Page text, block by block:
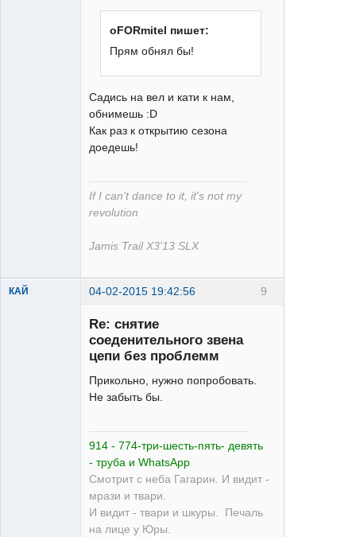
oFORmitel пишет:
Прям обнял бы!
Садись на вел и кати к нам,
обнимешь :D
Как раз к открытию сезона
доедешь!
If I can't dance to it, it's not my
revolution
Jamis Trail X3'13 SLX
9
КАЙ 04-02-2015 19:42:56
Re: снятие
соеденительного звена
цепи без проблемм
Прикольно, нужно попробовать.
Не забыть бы.
914 - 774-три-шесть-пять- девять
- труба и WhatsApp
Смотрит с неба Гагарин. И видит -
мрази и твари.
И видит - твари и шкуры. Печаль
на лице у Юры.